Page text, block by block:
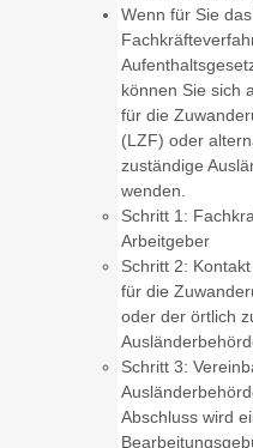
Wenn für Sie
können Sie sich
für die
(LZF) oder
zuständige
wenden.
Schritt 1:
Arbeitgeber
Schritt 2:
für die
oder der örtlich
Schritt 3:
Abschluss wird